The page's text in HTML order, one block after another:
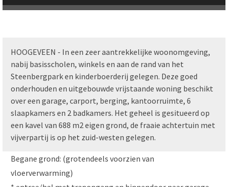
HOOGEVEEN - In een zeer aantrekkelijke woonomgeving,
nabij basisscholen, winkels en aan de rand van het
Steenbergpark en kinderboerderij gelegen. Deze goed
onderhouden en uitgebouwde vrijstaande woning beschikt
over een garage, carport, berging, kantoorruimte, 6
slaapkamers en 2 badkamers. Het geheel is gesitueerd op
een kavel van 688 m2 eigen grond, de fraaie achtertuin met
vijverpartij is op het zuid-westen gelegen.
Begane grond: (grotendeels voorzien van
vloerverwarming)